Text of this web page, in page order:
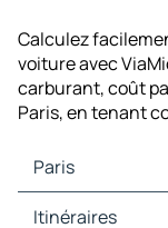
Calculez
voiture avec
carburant, coût
Paris, en tenant
Paris
Paris Cartes et
Itinéraires